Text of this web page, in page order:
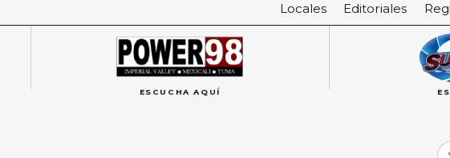
Locales Editoriales
ESCUCHA AQUÍ